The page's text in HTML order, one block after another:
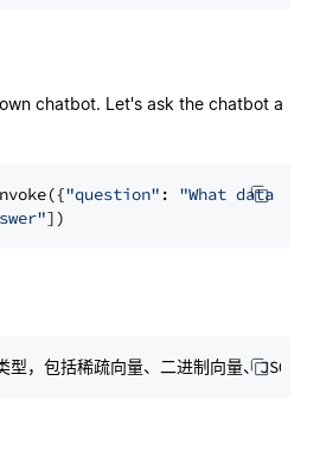
chatbot. Let's ask the chatbot a
"question" : "What data